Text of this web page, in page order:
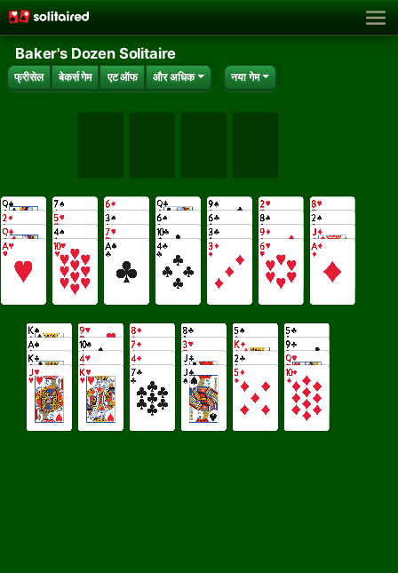
Baker's Dozen Solitaire
फ्रीसेल बेकर्स गेम एट ऑफ और अधिक नया गेम